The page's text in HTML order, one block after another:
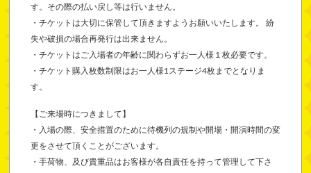
す。その際の払い戻し等は行いません。
・チケットは大切に保管して頂きますようお願いいたします。 紛
失や破損の場合再発行は出来ません。
・チケットはご入場者の年齢に関わらずお一人様１枚必要です。
・チケット購入枚数制限はお一人様1ステージ4枚までとなりま
す。
【ご来場時につきまして】
・入場の際、安全措置のために待機列の規制や開場・開演時間の変
更をさせて頂くことがございます。
・手荷物、及び貴重品はお客様が各自責任を持って管理して下さ